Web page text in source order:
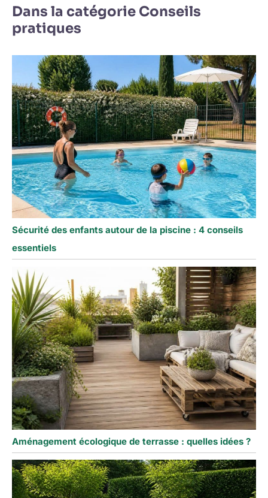
Dans la catégorie Conseils
pratiques
Sécurité des enfants autour de la piscine : 4 conseils
essentiels
Aménagement écologique de terrasse : quelles idées ?